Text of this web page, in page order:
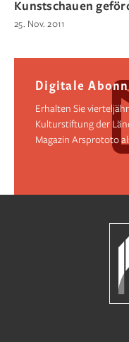
Kunstschauen
25. Nov. 2011
Digitale
Erhalten Sie
Kulturstiftung der
Magazin Arsprototo